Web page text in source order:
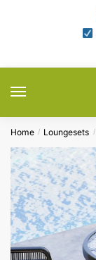
Home / Loungesets /